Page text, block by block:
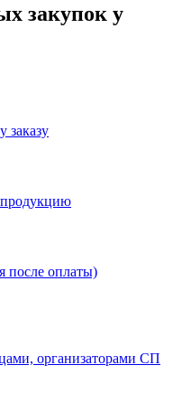
закупок у
заказу
после оплаты)
организаторами СП